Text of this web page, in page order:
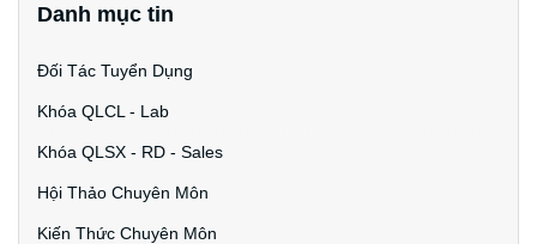
Danh mục tin
Đối Tác Tuyển Dụng
Khóa QLCL - Lab
Khóa QLSX - RD - Sales
Hội Thảo Chuyên Môn
Kiến Thức Chuyên Môn